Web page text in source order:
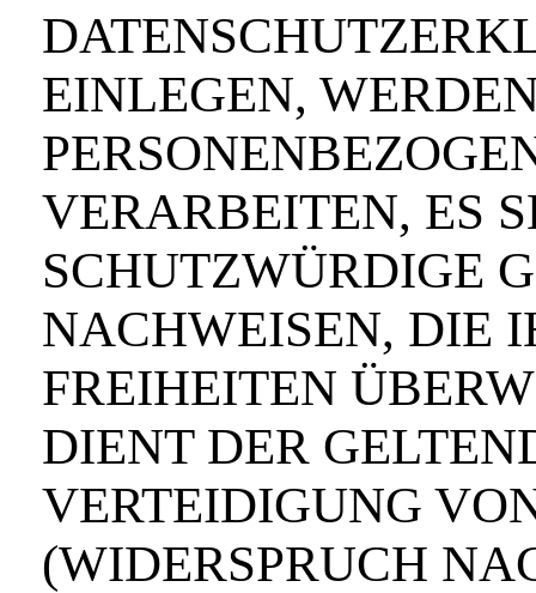
EINLEGEN,
VERARBEITEN, ES
SCHUTZWÜRDIGE
NACHWEISEN, DIE
FREIHEITEN
DIENT DER
VERTEIDIGUNG
(WIDERSPRUCH